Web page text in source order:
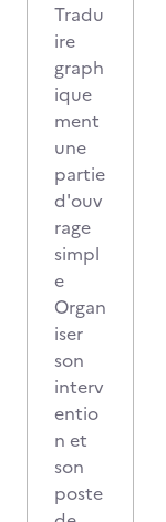
Tradu
ire
graph
ique
ment
une
partie
d'ouv
rage
simpl
e
Organ
iser
son
interv
entio
n et
son
poste